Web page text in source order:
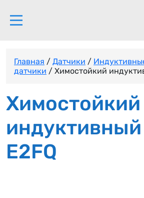
Главная / Датчики /
датчики / Химостойкий
Химостойкий
E2FQ